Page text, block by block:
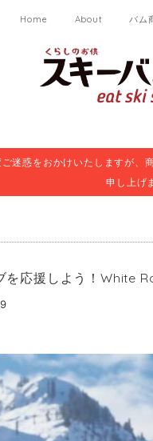
Home About バム
迷惑をおかけいたしますが
申し上げ
を応援しよう！White